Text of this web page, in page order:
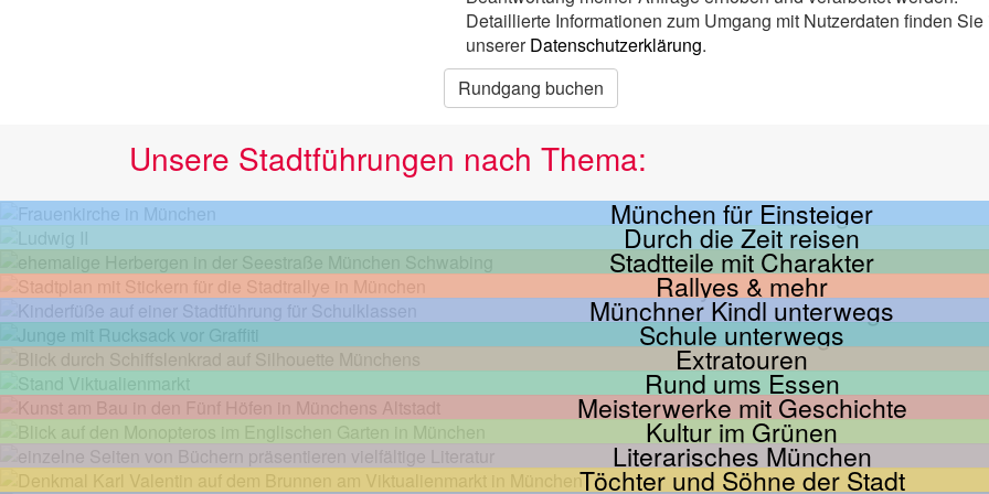
Detaillierte Informationen zum Umgang mit Nutzerdaten finden Sie
unsererDatenschutzerklärung.
Rundgang buchen
Unsere Stadtführungen nach Thema:
München für Einsteiger
Durch die Zeit reisen
Stadtteile mit Charakter
Rallyes & mehr
Münchner Kindl unterwegs
Schule unterwegs
Extratouren
Rund ums Essen
Meisterwerke mit Geschichte
Kultur im Grünen
Literarisches München
Töchter und Söhne der Stadt